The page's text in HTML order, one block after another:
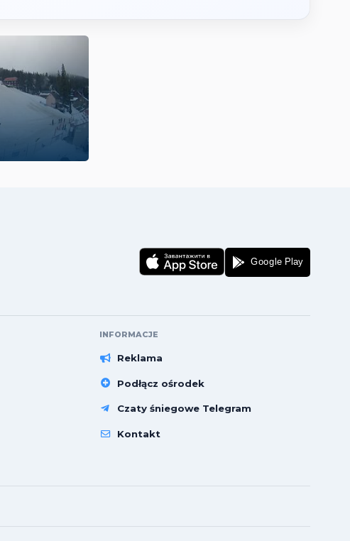
INFORMACJE
Reklama
Podłącz ośrodek
Czaty śniegowe Telegram
Kontakt